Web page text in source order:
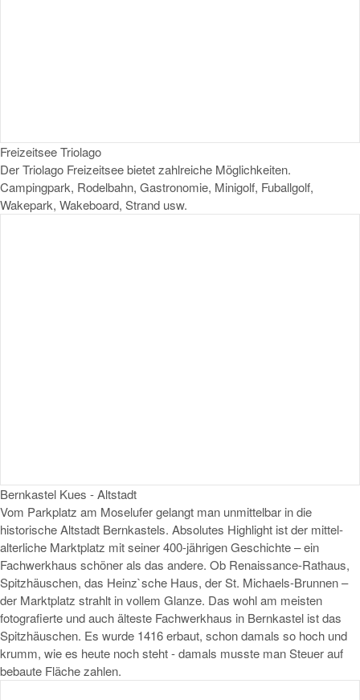
Freizeitsee Triolago
Der Triolago Freizeitsee bietet zahlreiche Möglichkeiten.
Campingpark, Rodelbahn, Gastronomie, Minigolf, Fuballgolf,
Wakepark, Wakeboard, Strand usw.
Bernkastel Kues - Altstadt
Vom Parkplatz am Moselufer gelangt man unmittelbar in die
historische Altstadt Bernkastels. Absolutes Highlight ist der mittel­
alterliche Marktplatz mit seiner 400-jährigen Geschichte – ein
Fachwerkhaus schöner als das andere. Ob Renaissance-Rathaus,
Spitzhäuschen, das Heinz`sche Haus, der St. Michaels-Brunnen –
der Marktplatz strahlt in vollem Glanze. Das wohl am meisten
fotografierte und auch älteste Fachwerkhaus in Bernkastel ist das
Spitzhäuschen. Es wurde 1416 erbaut, schon damals so hoch und
krumm, wie es heute noch steht - damals musste man Steuer auf
bebaute Fläche zahlen.